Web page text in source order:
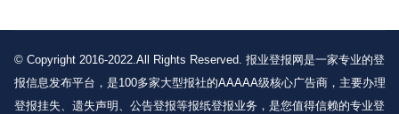
© Copyright 2016-2022.All Rights Reserved. 报业登报网是一家专业的登
报信息发布平台，是100多家大型报社的AAAAA级核心广告商，主要办理
登报挂失、遗失声明、公告登报等报纸登报业务，是您值得信赖的专业登